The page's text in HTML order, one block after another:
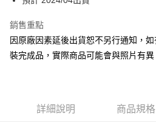
相關說明
【大哥付你分期使用說明】
1.本服務由台灣大哥大提供，台灣大哥大用
2.付款方式選擇「大哥付你分期」，訂單成
流程，驗證手機門號後，選擇欲分期的期數
法說明評估內容。
ATM付款
運送方式
預購-付款後全家取貨(舊)
銷售重點
因原廠因素延後出貨恕不另行通知，
裝完成品，實際商品可能會與照片有異
詳細說明 商品規格